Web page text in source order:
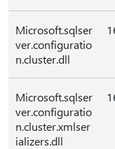
Microsoft.sqlser
ver.configuratio
n.cluster.dll
Microsoft.sqlser
ver.configuratio
n.cluster.xmlser
ializers.dll